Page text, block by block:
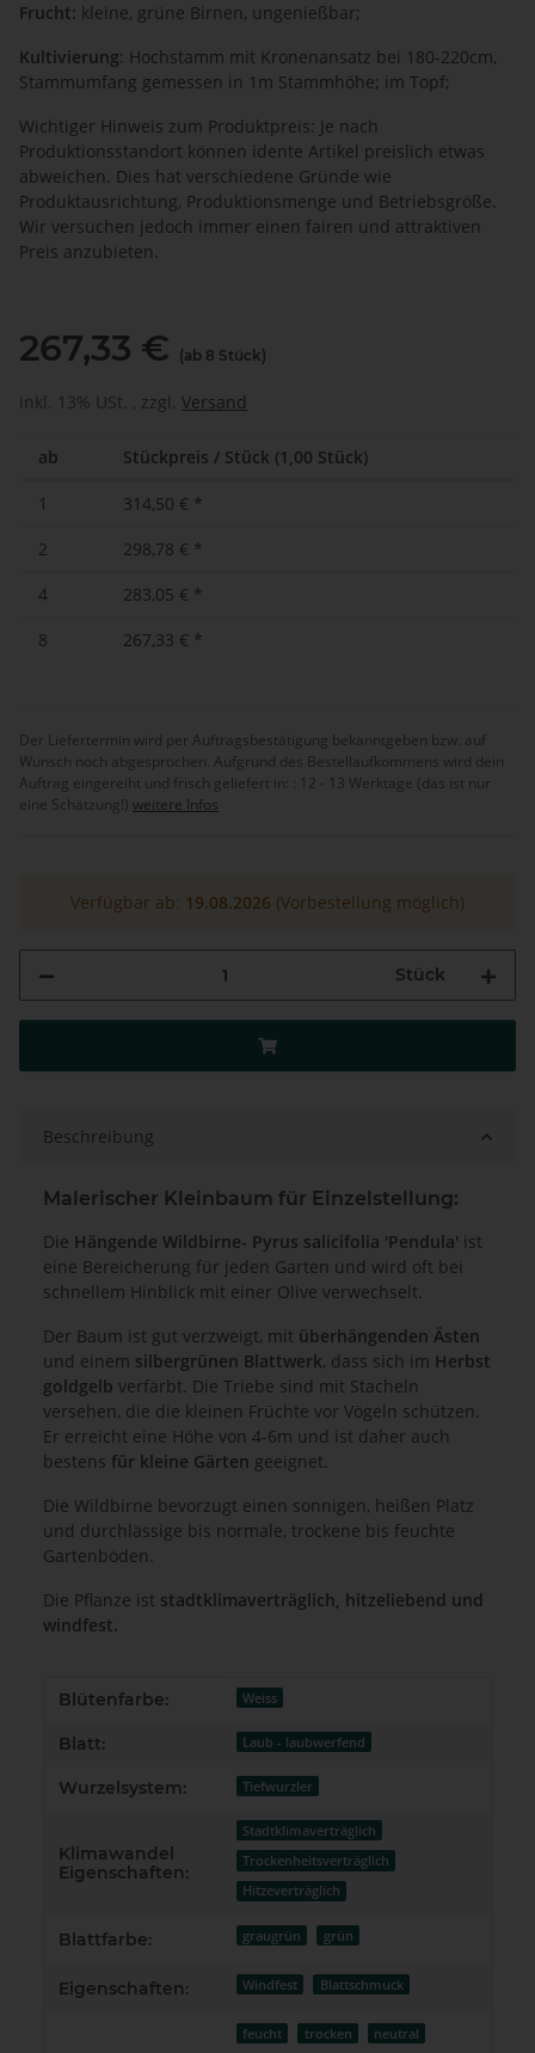
Frucht: kleine, grüne Birnen, ungenießbar;
Kultivierung: Hochstamm mit Kronenansatz bei 180-220cm,
Stammumfang gemessen in 1m Stammhöhe; im Topf;
Wichtiger Hinweis zum Produktpreis: Je nach
Produktionsstandort können idente Artikel preislich etwas
abweichen. Dies hat verschiedene Gründe wie
Produktausrichtung, Produktionsmenge und Betriebsgröße.
Wir versuchen jedoch immer einen fairen und attraktiven
Preis anzubieten.
267,33 € (ab 8 Stück)
inkl. 13% USt. , zzgl. Versand
ab Stückpreis / Stück (1,00 Stück)
1 314,50 € *
2
298,78 € *
4
283,05 € *
8
267,33 € *
Der Liefertermin wird per Auftragsbestätigung bekanntgeben bzw. auf
Wunsch noch abgesprochen. Aufgrund des Bestellaufkommens wird dein
Auftrag eingereiht und frisch geliefert in: : 12 - 13 Werktage (das ist nur
eine Schätzung!) weitere Infos
Verfügbar ab: 19.08.2026 (Vorbestellung möglich)
Stück
Beschreibung
Malerischer Kleinbaum für Einzelstellung:
Die Hängende Wildbirne- Pyrus salicifolia 'Pendula' ist
eine Bereicherung für jeden Garten und wird oft bei
schnellem Hinblick mit einer Olive verwechselt.
Der Baum ist gut verzweigt, mit überhängenden Ästen
und einem silbergrünen Blattwerk, dass sich im Herbst
goldgelb verfärbt. Die Triebe sind mit Stacheln
versehen, die die kleinen Früchte vor Vögeln schützen.
Er erreicht eine Höhe von 4-6m und ist daher auch
bestens für kleine Gärten geeignet.
Die Wildbirne bevorzugt einen sonnigen, heißen Platz
und durchlässige bis normale, trockene bis feuchte
Gartenböden.
Die Pflanze ist stadtklimaverträglich, hitzeliebend und
windfest.
Produkteigenschaft
Wert
Blütenfarbe: Weiss
Blatt: Laub - laubwerfend
Wurzelsystem: Tiefwurzler
Klimawandel
Eigenschaften:
Stadtklimaverträglich
Trockenheitsverträglich
Hitzeverträglich
Blattfarbe: graugrün grün
Eigenschaften: Windfest Blattschmuck
feucht trocken neutral